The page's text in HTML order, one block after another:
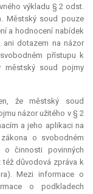
výkladu § 2 odst.
Městský soud pouze
a hodnocení nabídek
ani dotazem na názor
přístupu k
městský soud pojmy
že městský soud
názor užitého v § 2
a jeho aplikaci na
o svobodném
činnosti povinných
důvodová zpráva k
Mezi informace o
o podkladech